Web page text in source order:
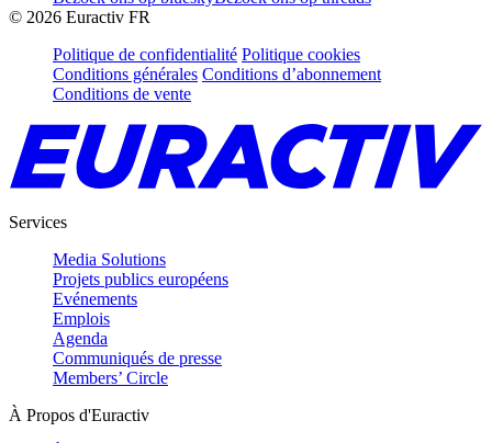
© 2026 Euractiv FR
Politique de confidentialité Politique cookies
Conditions générales Conditions d’abonnement
Conditions de vente
Services
Media Solutions
Projets publics européens
Evénements
Emplois
Agenda
Communiqués de presse
Members’ Circle
À Propos d'Euractiv